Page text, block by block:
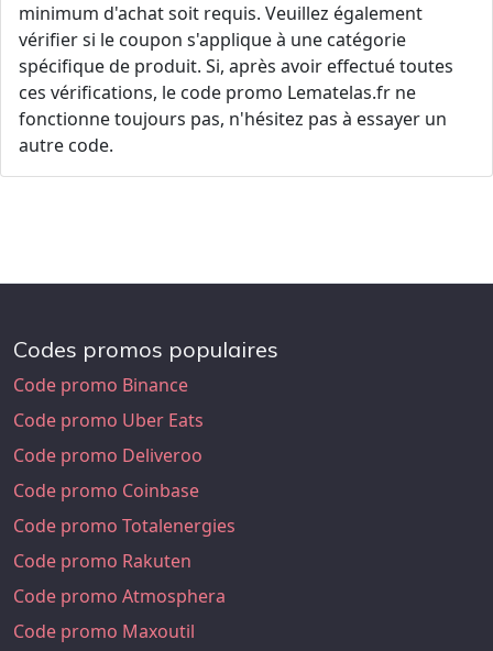
minimum d'achat soit requis. Veuillez également
vérifier si le coupon s'applique à une catégorie
spécifique de produit. Si, après avoir effectué toutes
ces vérifications, le code promo Lematelas.fr ne
fonctionne toujours pas, n'hésitez pas à essayer un
autre code.
Codes promos populaires
Code promo Binance
Code promo Uber Eats
Code promo Deliveroo
Code promo Coinbase
Code promo Totalenergies
Code promo Rakuten
Code promo Atmosphera
Code promo Maxoutil